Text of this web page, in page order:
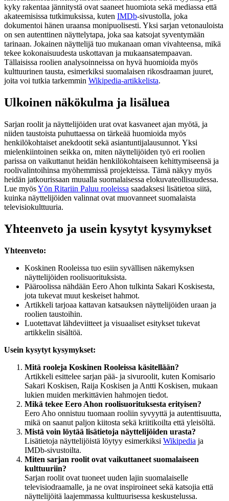
kyky rakentaa jännitystä ovat saaneet huomiota sekä mediassa että
akateemisissa tutkimuksissa, kuten IMDb-sivustolla, joka
dokumentoi hänen uraansa monipuolisesti. Yksi sarjan vetonauloista
on sen autenttinen näyttelytapa, joka saa katsojat syventymään
tarinaan. Jokainen näyttelijä tuo mukanaan oman vivahteensa, mikä
tekee kokonaisuudesta uskottavan ja mukaansatempaavan.
Tällaisissa roolien analysoinneissa on hyvä huomioida myös
kulttuurinen tausta, esimerkiksi suomalaisen rikosdraaman juuret,
joita voi tutkia tarkemmin Wikipedia-artikkelista.
Ulkoinen näkökulma ja lisäluea
Sarjan roolit ja näyttelijöiden urat ovat kasvaneet ajan myötä, ja
niiden taustoista puhuttaessa on tärkeää huomioida myös
henkilökohtaiset anekdootit sekä asiantuntijalausunnot. Yksi
mielenkiintoinen seikka on, miten näyttelijöiden työ eri roolien
parissa on vaikuttanut heidän henkilökohtaiseen kehittymiseensä ja
roolivalintoihinsa myöhemmissä projekteissa. Tämä näkyy myös
heidän jatkourissaan muualla suomalaisessa elokuvateollisuudessa.
Lue myösYön Ritariin Paluu rooleissa saadaksesi lisätietoa siitä,
kuinka näyttelijöiden valinnat ovat muovanneet suomalaista
televisiokulttuuria.
Yhteenveto ja usein kysytyt kysymykset
Yhteenveto:
Koskinen Rooleissa tuo esiin syvällisen näkemyksen
näyttelijöiden roolisuorituksista.
Pääroolissa nähdään Eero Ahon tulkinta Sakari Koskisesta,
jota tukevat muut keskeiset hahmot.
Artikkeli tarjoaa kattavan katsauksen näyttelijöiden uraan ja
roolien taustoihin.
Luotettavat lähdeviitteet ja visuaaliset esitykset tukevat
artikkelin sisältöä.
Usein kysytyt kysymykset:
Mitä rooleja Koskinen Rooleissa käsitellään?
Artikkeli esittelee sarjan pää- ja sivuroolit, kuten Komisario
Sakari Koskisen, Raija Koskisen ja Antti Koskisen, mukaan
lukien muiden merkittävien hahmojen tiedot.
Mikä tekee Eero Ahon roolisuorituksesta erityisen?
Eero Aho onnistuu tuomaan rooliin syvyyttä ja autenttisuutta,
mikä on saanut paljon kiitosta sekä kriitikoilta että yleisöltä.
Mistä voin löytää lisätietoja näyttelijöiden urasta?
Lisätietoja näyttelijöistä löytyy esimerkiksi Wikipedia ja
IMDb-sivustoilta.
Miten sarjan roolit ovat vaikuttaneet suomalaiseen
kulttuuriin?
Sarjan roolit ovat tuoneet uuden lajin suomalaiselle
televisiodraamalle, ja ne ovat inspiroineet sekä katsojia että
näyttelijöitä laajemmassa kulttuurisessa keskustelussa.